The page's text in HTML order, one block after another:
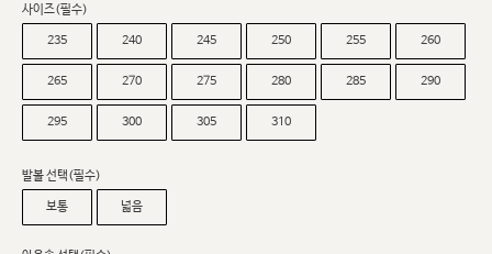
사이즈(필수)
235 240 245 250 255 260
265 270 275 280 285 290
295 300 305 310
발볼 선택(필수)
보통 넓음